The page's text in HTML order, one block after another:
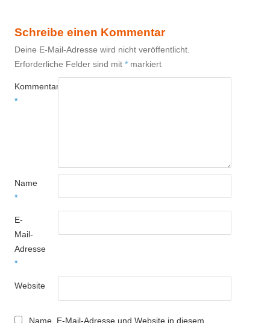
Schreibe einen Kommentar
Deine E-Mail-Adresse wird nicht veröffentlicht.
Erforderliche Felder sind mit * markiert
Kommentar
*
Name
*
E-
Mail-
Adresse
*
Website
Name, E-Mail-Adresse und Website in diesem